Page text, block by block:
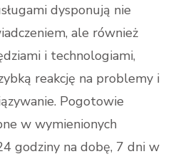
dysponują nie
ale również
i technologiami,
reakcję na problemy i
Pogotowie
w wymienionych
godziny na dobę, 7 dni w